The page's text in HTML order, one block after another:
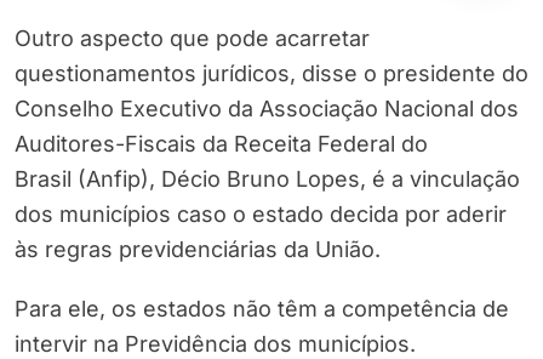
Outro aspecto que pode acarretar
questionamentos jurídicos, disse o presidente do
Conselho Executivo da Associação Nacional dos
Auditores-Fiscais da Receita Federal do
Brasil (Anfip), Décio Bruno Lopes, é a vinculação
dos municípios caso o estado decida por aderir
às regras previdenciárias da União.
Para ele, os estados não têm a competência de
intervir na Previdência dos municípios.